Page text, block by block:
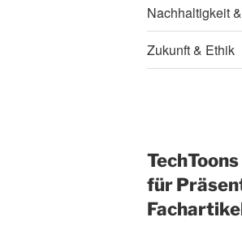
Nachhaltigkeit
Zukunft & Ethik
TechToons
für